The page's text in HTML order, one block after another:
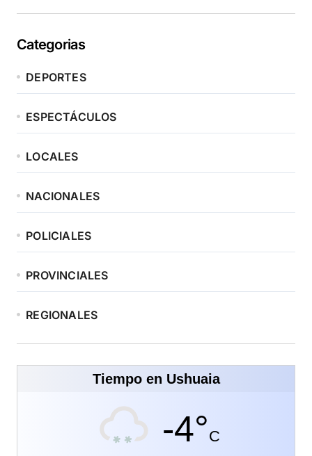
Categorias
DEPORTES
ESPECTÁCULOS
LOCALES
NACIONALES
POLICIALES
PROVINCIALES
REGIONALES
Tiempo en Ushuaia
-4°C